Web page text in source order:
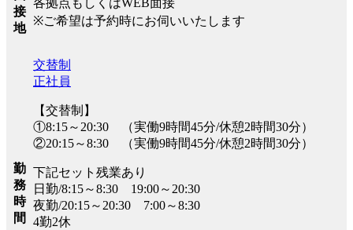
接
地
※ご希望は予約時にお伺いいたします
勤
務
時
間
交替制
正社員
【交替制】
①8:15～20:30 （実働9時間45分/休憩2時間30分）
②20:15～8:30 （実働9時間45分/休憩2時間30分）
下記セット残業あり
日勤/8:15～8:30 19:00～20:30
夜勤/20:15～20:30 7:00～8:30
4勤2休